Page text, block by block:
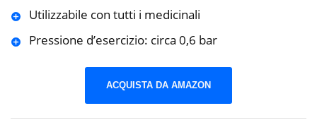
Utilizzabile con tutti i medicinali
Pressione d’esercizio: circa 0,6 bar
ACQUISTA DA AMAZON